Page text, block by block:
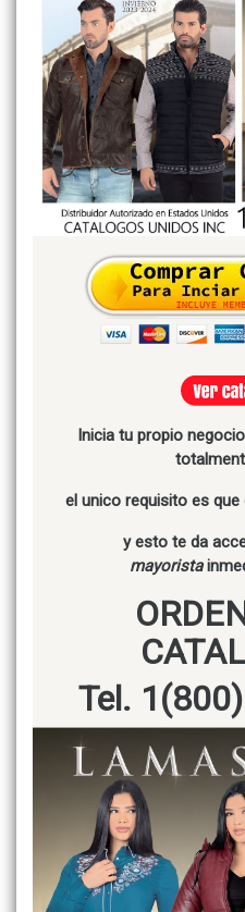
Inicia tu propio
el unico requisito es
y esto te da
mayorista
Tel.